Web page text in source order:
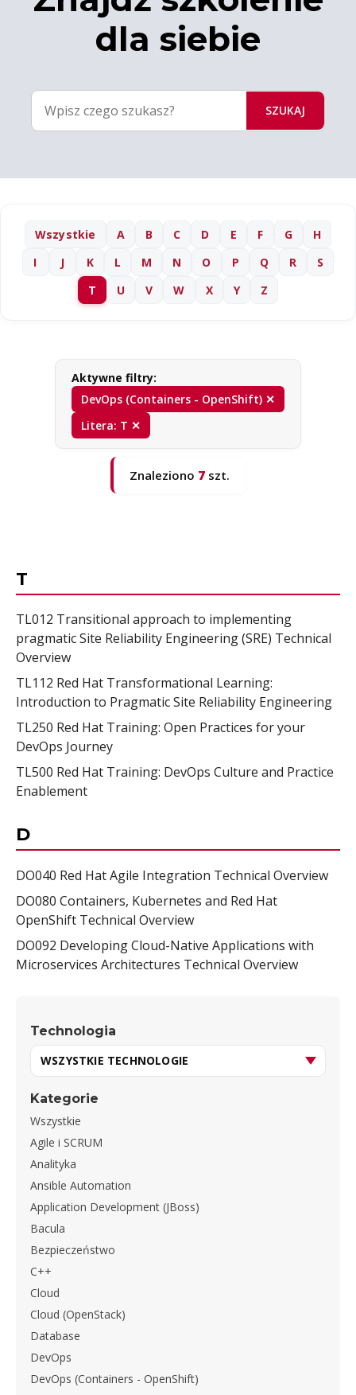
dla siebie
SZUKAJ
Wszystkie A B C D E F G
H
I
J K L M N O P Q R
S
T
U V W X Y Z
Aktywne filtry:
DevOps (Containers - OpenShift) ✕
Litera: T ✕
Znaleziono 7 szt.
T
TL012 Transitional approach to implementing
pragmatic Site Reliability Engineering (SRE) Technical
Overview
TL112 Red Hat Transformational Learning:
Introduction to Pragmatic Site Reliability Engineering
TL250 Red Hat Training: Open Practices for your
DevOps Journey
TL500 Red Hat Training: DevOps Culture and Practice
Enablement
D
DO040 Red Hat Agile Integration Technical Overview
DO080 Containers, Kubernetes and Red Hat
OpenShift Technical Overview
DO092 Developing Cloud-Native Applications with
Microservices Architectures Technical Overview
Technologia
Kategorie
Wszystkie
Agile i SCRUM
Analityka
Ansible Automation
Application Development (JBoss)
Bacula
Bezpieczeństwo
C++
Cloud
Cloud (OpenStack)
Database
DevOps
DevOps (Containers - OpenShift)